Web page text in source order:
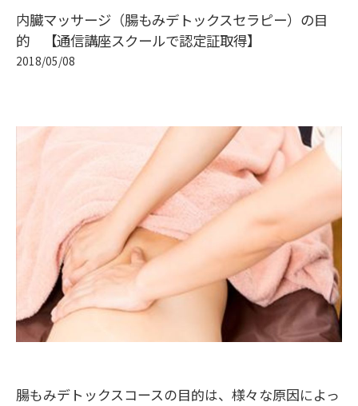
内臓マッサージ（腸もみデトックスセラピー）の目
的 【通信講座スクールで認定証取得】
2018/05/08
腸もみデトックスコースの目的は、様々な原因によっ